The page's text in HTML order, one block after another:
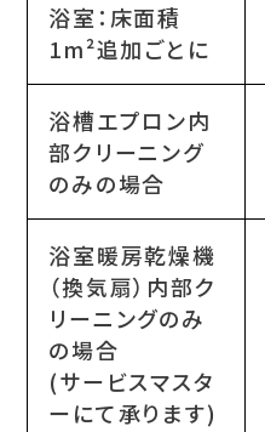
浴室：床面積
1m²追加ごとに
浴槽エプロン内
部クリーニング
のみの場合
浴室暖房乾燥機
（換気扇）内部ク
リーニングのみ
の場合
(サービスマスタ
ーにて承ります)